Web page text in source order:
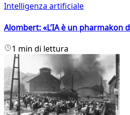
Intelligenza artificiale
Alombert: «L’IA è un pharmakon
1 min di lettura